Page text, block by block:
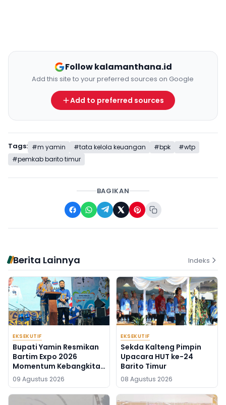
Follow kalamanthana.id
Add this site to your preferred sources on Google
Add to preferred sources
Tags: #m yamin #tata kelola keuangan #bpk
#wtp
#pemkab barito timur
BAGIKAN
Berita Lainnya Indeks
EKSEKUTIF
Bupati Yamin Resmikan
Bartim Expo 2026
Momentum Kebangkitan
Ekonomi Daerah
09 Agustus 2026
EKSEKUTIF
Sekda Kalteng Pimpin
Upacara HUT ke-24
Barito Timur
08 Agustus 2026